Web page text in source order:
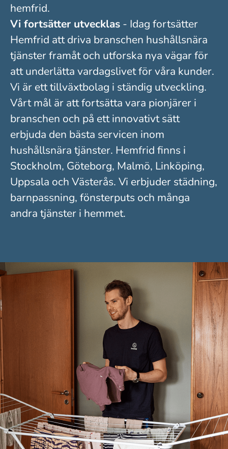
hemfrid.
Vi fortsätter utvecklas - Idag fortsätter
Hemfrid att driva branschen hushållsnära
tjänster framåt och utforska nya vägar för
att underlätta vardagslivet för våra kunder.
Vi är ett tillväxtbolag i ständig utveckling.
Vårt mål är att fortsätta vara pionjärer i
branschen och på ett innovativt sätt
erbjuda den bästa servicen inom
hushållsnära tjänster. Hemfrid finns i
Stockholm, Göteborg, Malmö, Linköping,
Uppsala och Västerås. Vi erbjuder städning,
barnpassning, fönsterputs och många
andra tjänster i hemmet.